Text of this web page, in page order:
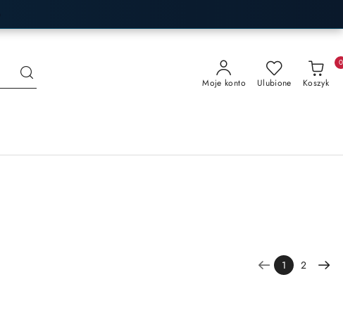
Moje konto Ulubione Koszyk
0
1 2